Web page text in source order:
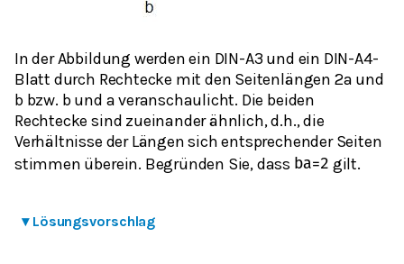
In der Abbildung werden ein DIN-A3 und ein DIN-A4-
Blatt durch Rechtecke mit den Seitenlängen 2a und
b bzw. b und a veranschaulicht. Die beiden
Rechtecke sind zueinander ähnlich, d.h., die
Verhältnisse der Längen sich entsprechender Seiten
stimmen überein. Begründen Sie, dass ba=2 gilt.
▾ Lösungsvorschlag